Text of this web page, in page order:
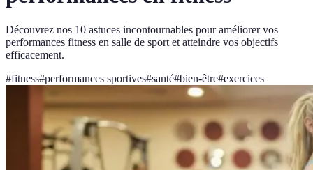
Découvrez nos 10 astuces incontournables pour améliorer vos
performances fitness en salle de sport et atteindre vos objectifs
efficacement.
#fitness#performances sportives#santé#bien-être#exercices